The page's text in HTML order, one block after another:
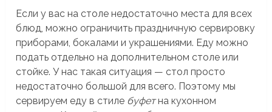
Если у вас на столе недостаточно места для всех
блюд, можно ограничить праздничную сервировку
приборами, бокалами и украшениями. Еду можно
подать отдельно на дополнительном столе или
стойке. У нас такая ситуация — стол просто
недостаточно большой для всего. Поэтому мы
сервируем еду в стиле буфетна кухонном